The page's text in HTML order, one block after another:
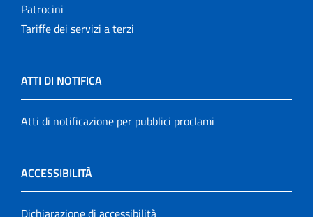
Patrocini
Tariffe dei servizi a terzi
ATTI DI NOTIFICA
Atti di notificazione per pubblici proclami
ACCESSIBILITÀ
Dichiarazione di accessibilità